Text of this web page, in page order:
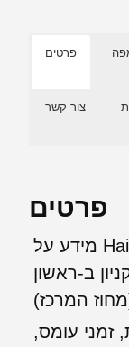
פרטים
צור קשר
פרטים
מידע על Hair station עמדת השיער- שיווק
ב-ראשון
המרכז)
זמני עומס,